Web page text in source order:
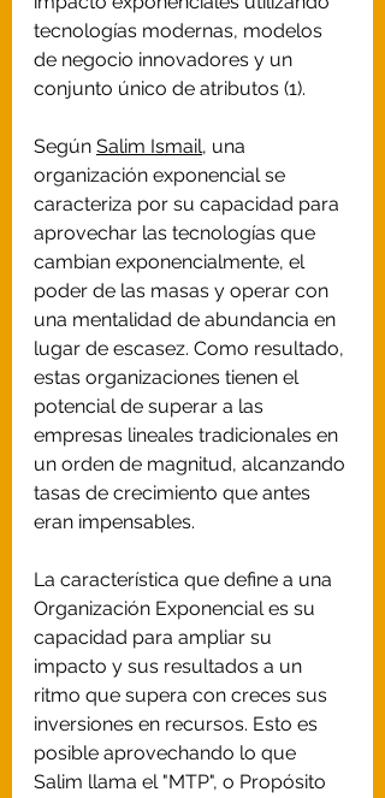
tecnologías modernas, modelos
de negocio innovadores y un
conjunto único de atributos (1).
Según Salim Ismail, una
organización exponencial se
caracteriza por su capacidad para
aprovechar las tecnologías que
cambian exponencialmente, el
poder de las masas y operar con
una mentalidad de abundancia en
lugar de escasez. Como resultado,
estas organizaciones tienen el
potencial de superar a las
empresas lineales tradicionales en
un orden de magnitud, alcanzando
tasas de crecimiento que antes
eran impensables.
La característica que define a una
Organización Exponencial es su
capacidad para ampliar su
impacto y sus resultados a un
ritmo que supera con creces sus
inversiones en recursos. Esto es
posible aprovechando lo que
Salim llama el "MTP", o Propósito